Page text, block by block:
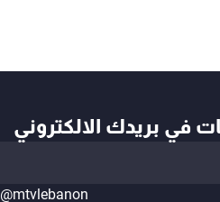
في بريدك الالكتروني
@mtvlebanon